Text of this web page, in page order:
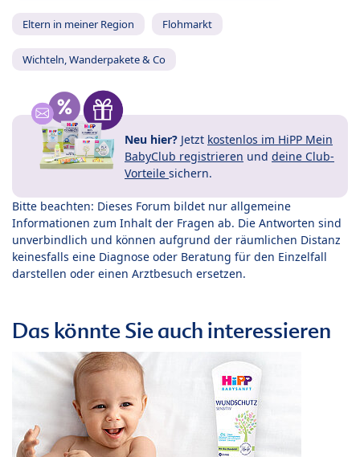
Eltern in meiner Region Flohmarkt
Wichteln, Wanderpakete & Co
Neu hier? Jetzt kostenlos im HiPP Mein
BabyClub registrieren und deine Club-
Vorteile sichern.
Bitte beachten: Dieses Forum bildet nur allgemeine
Informationen zum Inhalt der Fragen ab. Die Antworten sind
unverbindlich und können aufgrund der räumlichen Distanz
keinesfalls eine Diagnose oder Beratung für den Einzelfall
darstellen oder einen Arztbesuch ersetzen.
Das könnte Sie auch interessieren